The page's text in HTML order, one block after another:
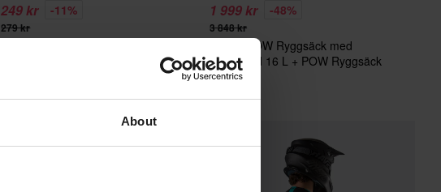
About
249 kr -11%
279 kr
Brandit Side Kick No.2 Midjeväska
1 999 kr -48%
3 848 kr
USWE POW Ryggsäck med
ryggskydd 16 L + POW Ryggsäck
med ryggskydd 14 L